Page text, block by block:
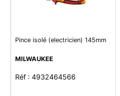
Pince isolé (electricien) 145mm
MILWAUKEE
Réf : 4932464566